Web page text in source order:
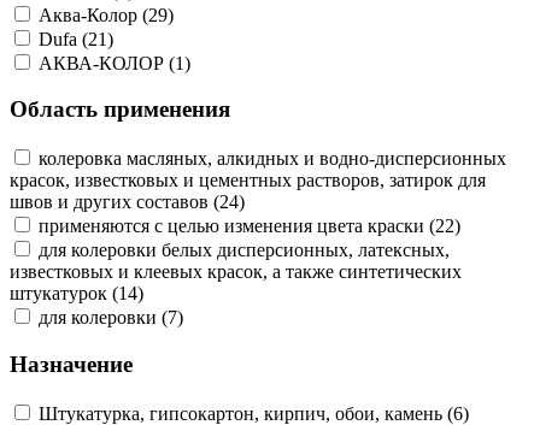
Аква-Колор (29)
Dufa (21)
АКВА-КОЛОР (1)
Область применения
колеровка масляных, алкидных и водно-дисперсионных
красок, известковых и цементных растворов, затирок для
швов и других составов (24)
применяются с целью изменения цвета краски (22)
для колеровки белых дисперсионных, латексных,
известковых и клеевых красок, а также синтетических
штукатурок (14)
для колеровки (7)
Назначение
Штукатурка, гипсокартон, кирпич, обои, камень (6)